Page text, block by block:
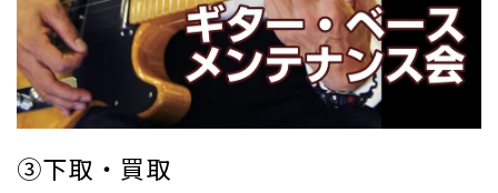
③下取・買取